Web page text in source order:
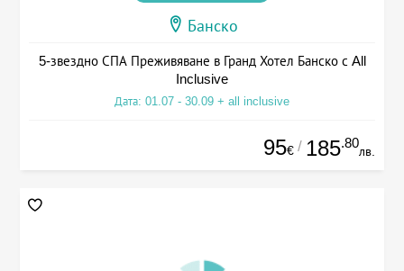
Банско
5-звездно СПА Преживяване в Гранд Хотел Банско с All
Inclusive
Дата: 01.07 - 30.09 + all inclusive
95€ / 185.80
лв.